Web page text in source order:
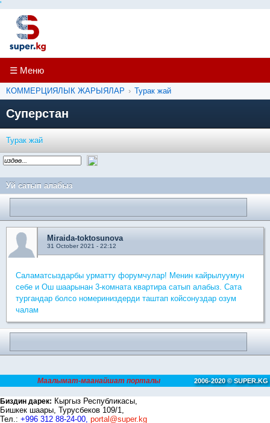
'
☰ Меню
КОММЕРЦИЯЛЫК ЖАРЫЯЛАР › Турак жай
Суперстан
Турак жай
Уй сатып алабыз
Miraida-toktosunova
31 October 2021 - 22:12
Саламатсыздарбы урматту форумчулар! Менин кайрылуумун
себе и Ош шаарынан 3-комната квартира сатып алабыз. Сата
тургандар болсо номериниздерди таштап койсонуздар озум
чалам
Маалымат-маанайшат порталы 2006-2020 © SUPER.KG
Биздин дарек: Кыргыз Республикасы,
Бишкек шаары, Турусбеков 109/1,
Тел.: +996 312 88-24-00, portal@super.kg